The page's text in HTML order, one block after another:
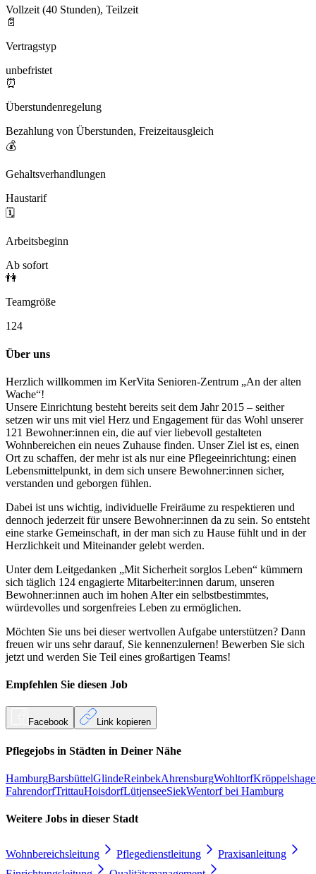
Vollzeit (40 Stunden), Teilzeit
📄
Vertragstyp
unbefristet
⏰
Überstundenregelung
Bezahlung von Überstunden, Freizeitausgleich
💰
Gehaltsverhandlungen
Haustarif
🗓️
Arbeitsbeginn
Ab sofort
👫
Teamgröße
124
Über uns
Herzlich willkommen im KerVita Senioren-Zentrum „An der alten
Wache“!
Unsere Einrichtung besteht bereits seit dem Jahr 2015 – seither
setzen wir uns mit viel Herz und Engagement für das Wohl unserer
121 Bewohner:innen ein, die auf vier liebevoll gestalteten
Wohnbereichen ein neues Zuhause finden. Unser Ziel ist es, einen
Ort zu schaffen, der mehr ist als nur eine Pflegeeinrichtung: einen
Lebensmittelpunkt, in dem sich unsere Bewohner:innen sicher,
verstanden und geborgen fühlen.
Dabei ist uns wichtig, individuelle Freiräume zu respektieren und
dennoch jederzeit für unsere Bewohner:innen da zu sein. So entsteht
eine starke Gemeinschaft, in der man sich zu Hause fühlt und in der
Herzlichkeit und Miteinander gelebt werden.
Unter dem Leitgedanken „Mit Sicherheit sorglos Leben“ kümmern
sich täglich 124 engagierte Mitarbeiter:innen darum, unseren
Bewohner:innen auch im hohen Alter ein selbstbestimmtes,
würdevolles und sorgenfreies Leben zu ermöglichen.
Möchten Sie uns bei dieser wertvollen Aufgabe unterstützen? Dann
freuen wir uns sehr darauf, Sie kennenzulernen! Bewerben Sie sich
jetzt und werden Sie Teil eines großartigen Teams!
Empfehlen Sie diesen Job
Facebook Link kopieren
Pflegejobs in Städten in Deiner Nähe
HamburgBarsbüttelGlindeReinbekAhrensburgWohltorf
FahrendorfTrittauHoisdorfLütjenseeSiekWentorf bei Hamburg
Weitere Jobs in dieser Stadt
Wohnbereichsleitung Pflegedienstleitung
Praxisanleitung